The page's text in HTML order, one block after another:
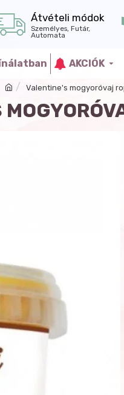
Átvételi módok
Személyes, Futár,
Automata
AKCIÓK
Valentine's mogyoróvaj